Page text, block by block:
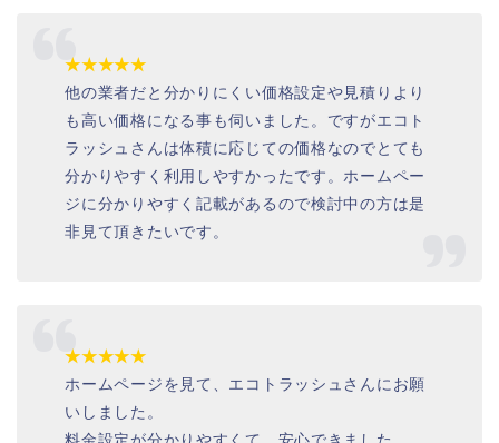
★★★★★
他の業者だと分かりにくい価格設定や見積りより
も高い価格になる事も伺いました。ですがエコト
ラッシュさんは体積に応じての価格なのでとても
分かりやすく利用しやすかったです。ホームペー
ジに分かりやすく記載があるので検討中の方は是
非見て頂きたいです。
★★★★★
ホームページを見て、エコトラッシュさんにお願
いしました。